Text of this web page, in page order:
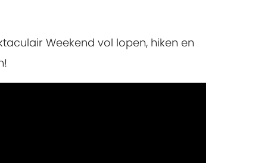
Weekend vol lopen, hiken en